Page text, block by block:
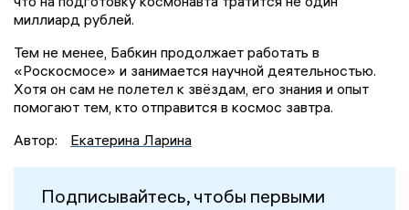
миллиард рублей.
Тем не менее, Бабкин продолжает работать в
«Роскосмосе» и занимается научной деятельностью.
Хотя он сам не полетел к звёздам, его знания и опыт
помогают тем, кто отправится в космос завтра.
Автор:
Екатерина Ларина
Подписывайтесь, чтобы первыми